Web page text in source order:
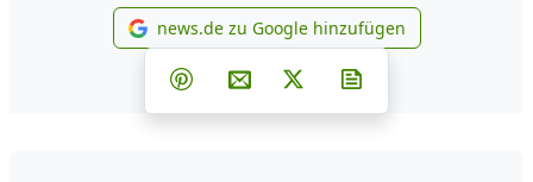
news.de zu Google
news.de zu Google hinzufügen
Teilen auf Facebook
Teilen auf Whatsapp
Teilen auf Telegram
Teilen auf Pinterest
Per E-Mail teilen
Post auf X